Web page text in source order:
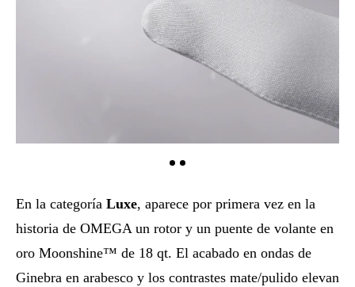
En la categoría Luxe, aparece por primera vez en la
historia de OMEGA un rotor y un puente de volante en
oro Moonshine™ de 18 qt. El acabado en ondas de
Ginebra en arabesco y los contrastes mate/pulido elevan